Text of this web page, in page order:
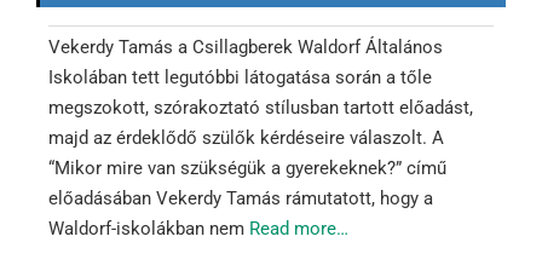
Vekerdy Tamás a Csillagberek Waldorf Általános
Iskolában tett legutóbbi látogatása során a tőle
megszokott, szórakoztató stílusban tartott előadást,
majd az érdeklődő szülők kérdéseire válaszolt. A
“Mikor mire van szükségük a gyerekeknek?” című
előadásában Vekerdy Tamás rámutatott, hogy a
Waldorf-iskolákban nem Read more…